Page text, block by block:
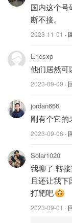
国内这个号
断不接。
2023-11-01 ·
Ericsxp
他们居然可
2023-09-09 ·
jordan666
刚有个它的
2023-09-06 ·
Solar1020
我聊了 转
且还让我
打靶吧
2023-09-01 ·